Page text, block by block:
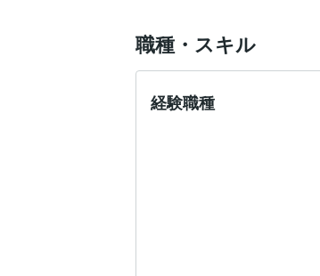
一方で、
「人を雇うことは、思って
という現実も、避けては通
「 法律を守る前提で、経
というスタンスでサービ
おかげさまで、さまざま
↓は、1ヶ月間すべてテキ
「定額をいいことにたく
職種・スキル
経験職種